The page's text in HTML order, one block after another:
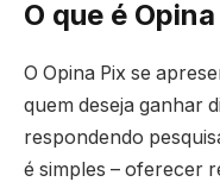
O que é
O Opina Pix se
quem deseja ganhar
respondendo
é simples – oferecer